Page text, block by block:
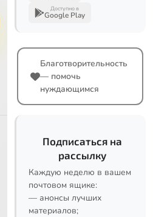
Доступно в
Google Play
Благотворительность
— помочь
нуждающимся
Подписаться на
рассылку
Каждую неделю в вашем
почтовом ящике:
— анонсы лучших
материалов;